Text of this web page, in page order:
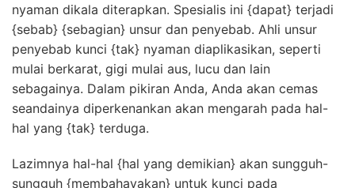
nyaman dikala diterapkan. Spesialis ini {dapat} terjadi
{sebab} {sebagian} unsur dan penyebab. Ahli unsur
penyebab kunci {tak} nyaman diaplikasikan, seperti
mulai berkarat, gigi mulai aus, lucu dan lain
sebagainya. Dalam pikiran Anda, Anda akan cemas
seandainya diperkenankan akan mengarah pada hal-
hal yang {tak} terduga.
Lazimnya hal-hal {hal yang demikian} akan sungguh-
sungguh {membahayakan} untuk kunci pada